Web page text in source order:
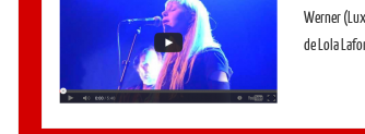
Werner
de Lola